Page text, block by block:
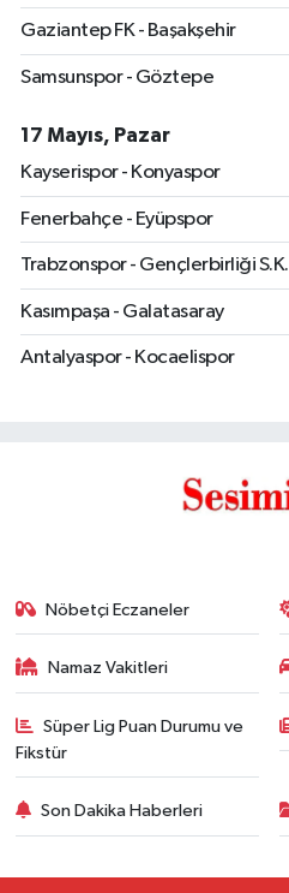
Gaziantep FK - Başakşehir
Samsunspor - Göztepe
17 Mayıs, Pazar
Kayserispor - Konyaspor
Fenerbahçe - Eyüpspor
Trabzonspor - Gençlerbirliği S.K.
Kasımpaşa - Galatasaray
Antalyaspor - Kocaelispor
Nöbetçi Eczaneler
Namaz Vakitleri
Süper Lig Puan Durumu ve
Fikstür
Son Dakika Haberleri